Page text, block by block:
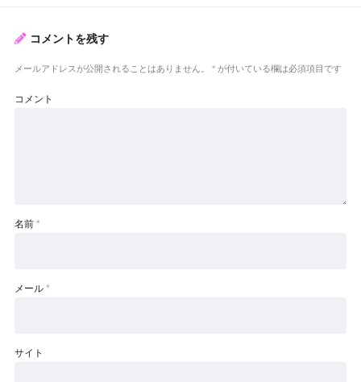
コメントを残す
メールアドレスが公開されることはありません。 * が付いている欄は必須項目です
コメント
名前 *
メール *
サイト